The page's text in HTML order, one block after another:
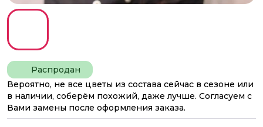
Распродан
Вероятно, не все цветы из состава сейчас в сезоне или
в наличии, соберём похожий, даже лучше. Согласуем с
Вами замены после оформления заказа.